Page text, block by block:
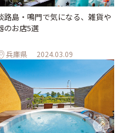
路島・鳴門で気になる、雑貨や
のお店5選
兵庫県 2024.03.09